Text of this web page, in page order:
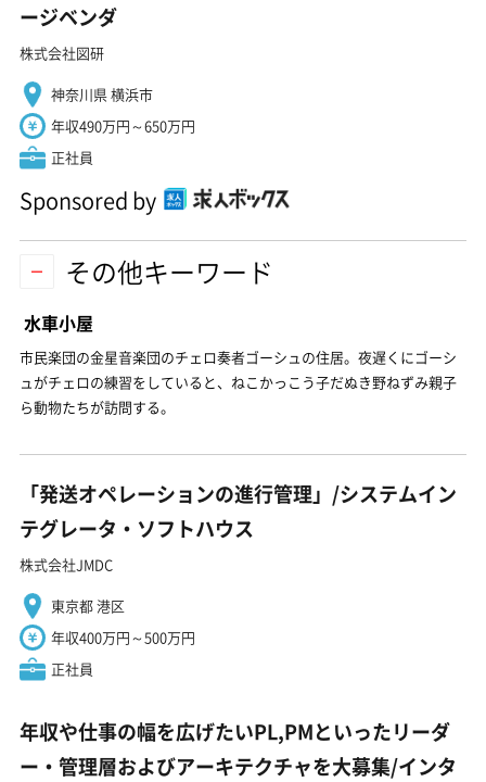
ージベンダ
株式会社図研
神奈川県 横浜市
年収490万円～650万円
正社員
Sponsored by
その他キーワード
水車小屋
市民楽団の金星音楽団のチェロ奏者ゴーシュの住居。夜遅くにゴーシ
ュがチェロの練習をしていると、ねこかっこう子だぬき野ねずみ親子
ら動物たちが訪問する。
「発送オペレーションの進行管理」/システムイン
テグレータ・ソフトハウス
株式会社JMDC
東京都 港区
年収400万円～500万円
正社員
年収や仕事の幅を広げたいPL,PMといったリーダ
ー・管理層およびアーキテクチャを大募集/インタ